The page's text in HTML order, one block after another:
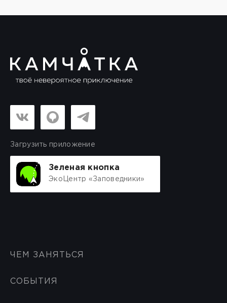
Загрузить приложение
Зеленая кнопка
ЭкоЦентр «Заповедники»
ЧЕМ ЗАНЯТЬСЯ
СОБЫТИЯ